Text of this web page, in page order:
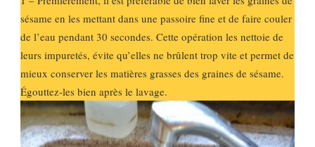
sésame en les mettant dans une passoire fine et de faire couler
de l’eau pendant 30 secondes. Cette opération les nettoie de
leurs impuretés, évite qu’elles ne brûlent trop vite et permet de
mieux conserver les matières grasses des graines de sésame.
Égouttez-les bien après le lavage.